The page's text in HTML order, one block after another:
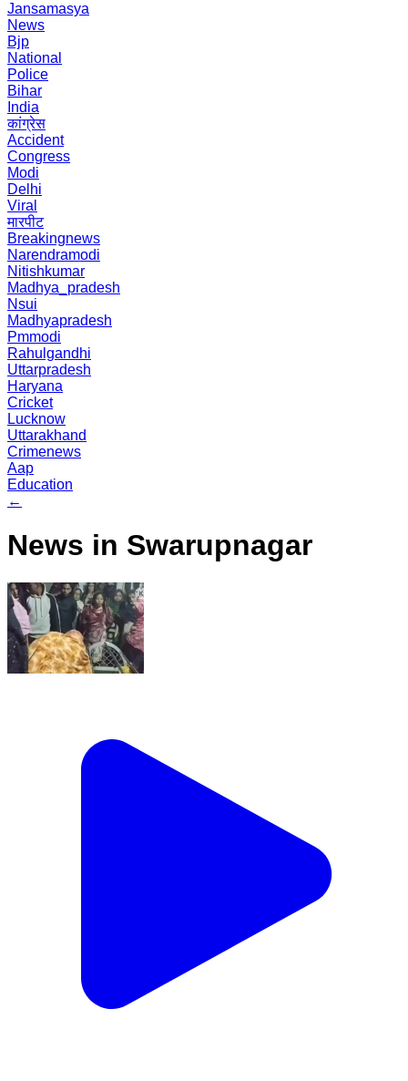
Jansamasya
News
Bjp
National
Police
Bihar
India
कांग्रेस
Accident
Congress
Modi
Delhi
Viral
मारपीट
Breakingnews
Narendramodi
Nitishkumar
Madhya_pradesh
Nsui
Madhyapradesh
Pmmodi
Rahulgandhi
Uttarpradesh
Haryana
Cricket
Lucknow
Uttarakhand
Crimenews
Aap
Education
←
News in Swarupnagar